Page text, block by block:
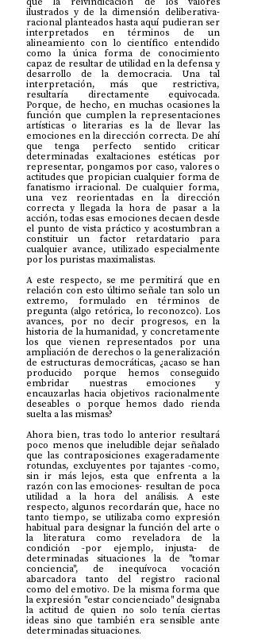
ilustrados y de la dimensión deliberativa-
racional planteados hasta aquí pudieran ser
interpretados en términos de un
alineamiento con lo científico entendido
como la única forma de conocimiento
capaz de resultar de utilidad en la defensa y
desarrollo de la democracia. Una tal
interpretación, más que restrictiva,
resultaría directamente equivocada.
Porque, de hecho, en muchas ocasiones la
función que cumplen la representaciones
artísticas o literarias es la de llevar las
emociones en la dirección correcta. De ahí
que tenga perfecto sentido criticar
determinadas exaltaciones estéticas por
representar, pongamos por caso, valores o
actitudes que propician cualquier forma de
fanatismo irracional. De cualquier forma,
una vez reorientadas en la dirección
correcta y llegada la hora de pasar a la
acción, todas esas emociones decaen desde
el punto de vista práctico y acostumbran a
constituir un factor retardatario para
cualquier avance, utilizado especialmente
por los puristas maximalistas.
A este respecto, se me permitirá que en
relación con esto último señale tan solo un
extremo, formulado en términos de
pregunta (algo retórica, lo reconozco). Los
avances, por no decir progresos, en la
historia de la humanidad, y concretamente
los que vienen representados por una
ampliación de derechos o la generalización
de estructuras democráticas, ¿acaso se han
producido porque hemos conseguido
embridar nuestras emociones y
encauzarlas hacia objetivos racionalmente
deseables o porque hemos dado rienda
suelta a las mismas?
Ahora bien, tras todo lo anterior resultará
poco menos que ineludible dejar señalado
que las contraposiciones exageradamente
rotundas, excluyentes por tajantes -como,
sin ir más lejos, esta que enfrenta a la
razón con las emociones- resultan de poca
utilidad a la hora del análisis. A este
respecto, algunos recordarán que, hace no
tanto tiempo, se utilizaba como expresión
habitual para designar la función del arte o
la literatura como reveladora de la
condición -por ejemplo, injusta- de
determinadas situaciones la de "tomar
conciencia", de inequívoca vocación
abarcadora tanto del registro racional
como del emotivo. De la misma forma que
la expresión "estar concienciado" designaba
la actitud de quien no solo tenía ciertas
ideas sino que también era sensible ante
determinadas situaciones.